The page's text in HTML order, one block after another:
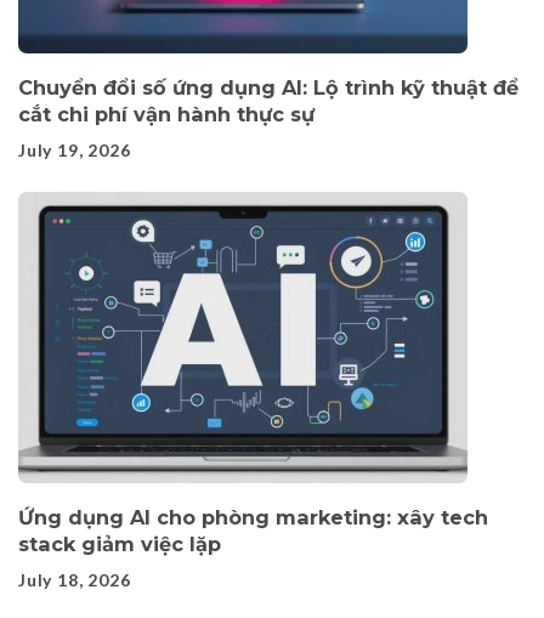
Chuyển đổi số ứng dụng AI: Lộ trình kỹ thuật để
cắt chi phí vận hành thực sự
July 19, 2026
Ứng dụng AI cho phòng marketing: xây tech
stack giảm việc lặp
July 18, 2026